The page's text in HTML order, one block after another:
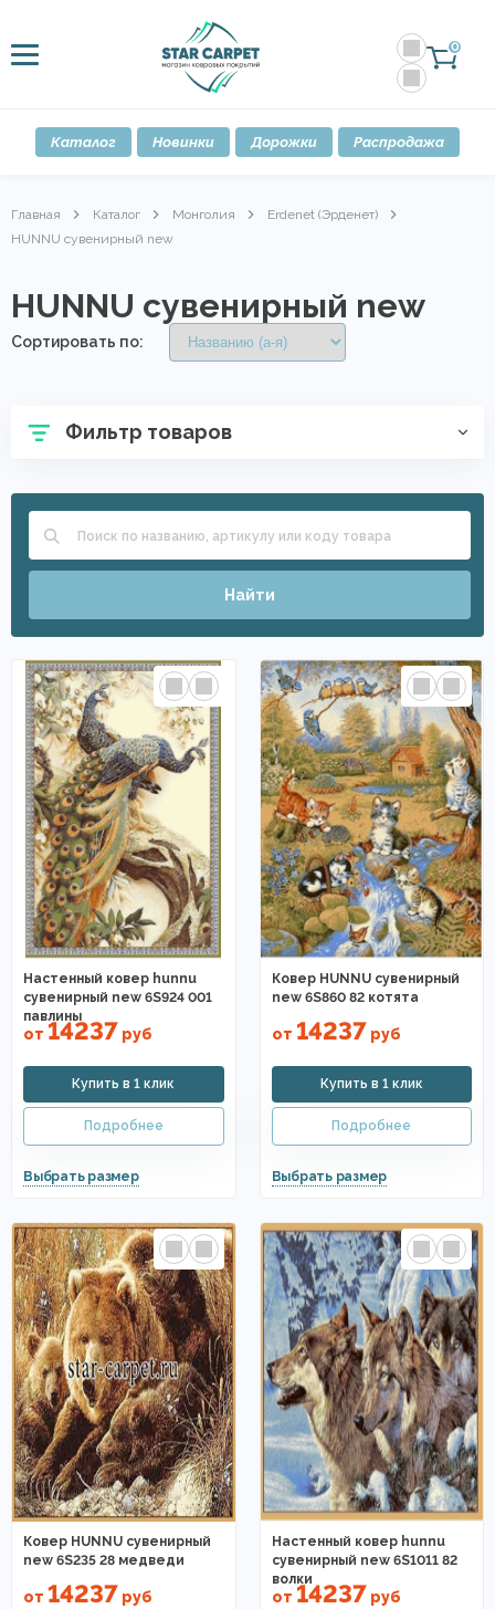
0
Каталог Новинки Дорожки Распродажа
Главная Каталог Монголия
Erdenet (Эрденет)
HUNNU сувенирный new
HUNNU сувенирный new
Сортировать по:
Фильтр товаров
Найти
Настенный ковер hunnu
сувенирный new 6S924 001
павлины
от 14237 руб
Ковер HUNNU сувенирный
new 6S860 82 котята
от 14237 руб
Ковер HUNNU сувенирный
new 6S235 28 медведи
от 14237 руб
Настенный ковер hunnu
сувенирный new 6S1011 82
волки
от 14237 руб